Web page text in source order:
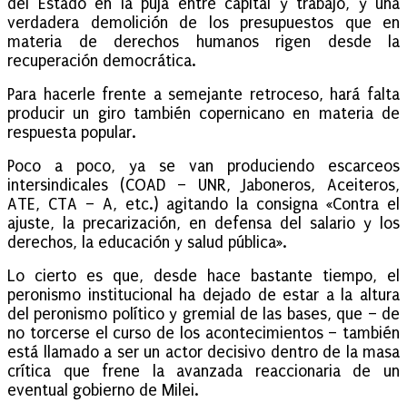
del Estado en la puja entre capital y trabajo, y una
verdadera demolición de los presupuestos que en
materia de derechos humanos rigen desde la
recuperación democrática.
Para hacerle frente a semejante retroceso, hará falta
producir un giro también copernicano en materia de
respuesta popular.
Poco a poco, ya se van produciendo escarceos
intersindicales (COAD – UNR, Jaboneros, Aceiteros,
ATE, CTA – A, etc.) agitando la consigna «Contra el
ajuste, la precarización, en defensa del salario y los
derechos, la educación y salud pública».
Lo cierto es que, desde hace bastante tiempo, el
peronismo institucional ha dejado de estar a la altura
del peronismo político y gremial de las bases, que – de
no torcerse el curso de los acontecimientos – también
está llamado a ser un actor decisivo dentro de la masa
crítica que frene la avanzada reaccionaria de un
eventual gobierno de Milei.